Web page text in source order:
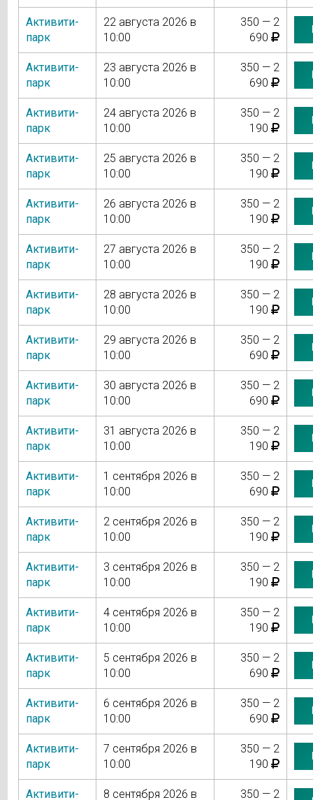
Активити-
парк
22 августа 2026 в
10:00
350 — 2
690
Активити-
парк
23 августа 2026 в
10:00
350 — 2
690
Активити-
парк
24 августа 2026 в
10:00
350 — 2
190
Активити-
парк
25 августа 2026 в
10:00
350 — 2
190
Активити-
парк
26 августа 2026 в
10:00
350 — 2
190
Активити-
парк
27 августа 2026 в
10:00
350 — 2
190
Активити-
парк
28 августа 2026 в
10:00
350 — 2
190
Активити-
парк
29 августа 2026 в
10:00
350 — 2
690
Активити-
парк
30 августа 2026 в
10:00
350 — 2
690
Активити-
парк
31 августа 2026 в
10:00
350 — 2
190
Активити-
парк
1 сентября 2026 в
10:00
350 — 2
690
Активити-
парк
2 сентября 2026 в
10:00
350 — 2
190
Активити-
парк
3 сентября 2026 в
10:00
350 — 2
190
Активити-
парк
4 сентября 2026 в
10:00
350 — 2
190
Активити-
парк
5 сентября 2026 в
10:00
350 — 2
690
Активити-
парк
6 сентября 2026 в
10:00
350 — 2
690
Активити-
парк
7 сентября 2026 в
10:00
350 — 2
190
Активити- 8 сентября 2026 в 350 — 2